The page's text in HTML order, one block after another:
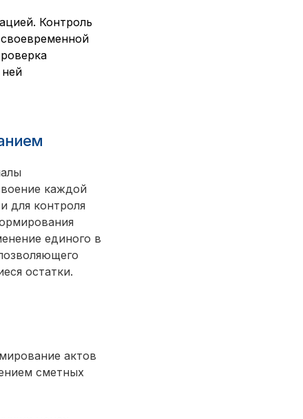
Контроль
каждой
для контроля
единого в
остатки.
актов
сметных